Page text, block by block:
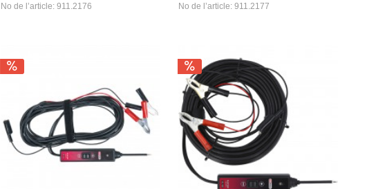
No de l’article: 911.2176 No de l’article: 911.2177